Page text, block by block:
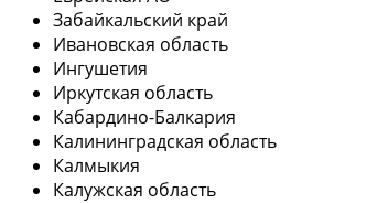
Забайкальский край
Ивановская область
Ингушетия
Иркутская область
Кабардино-Балкария
Калининградская область
Калмыкия
Калужская область